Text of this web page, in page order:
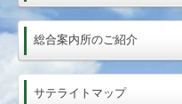
総合案内所のご紹介
サテライトマップ